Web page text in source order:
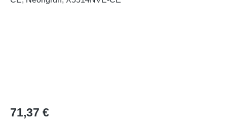
Regulärer Preis:
71,37 €